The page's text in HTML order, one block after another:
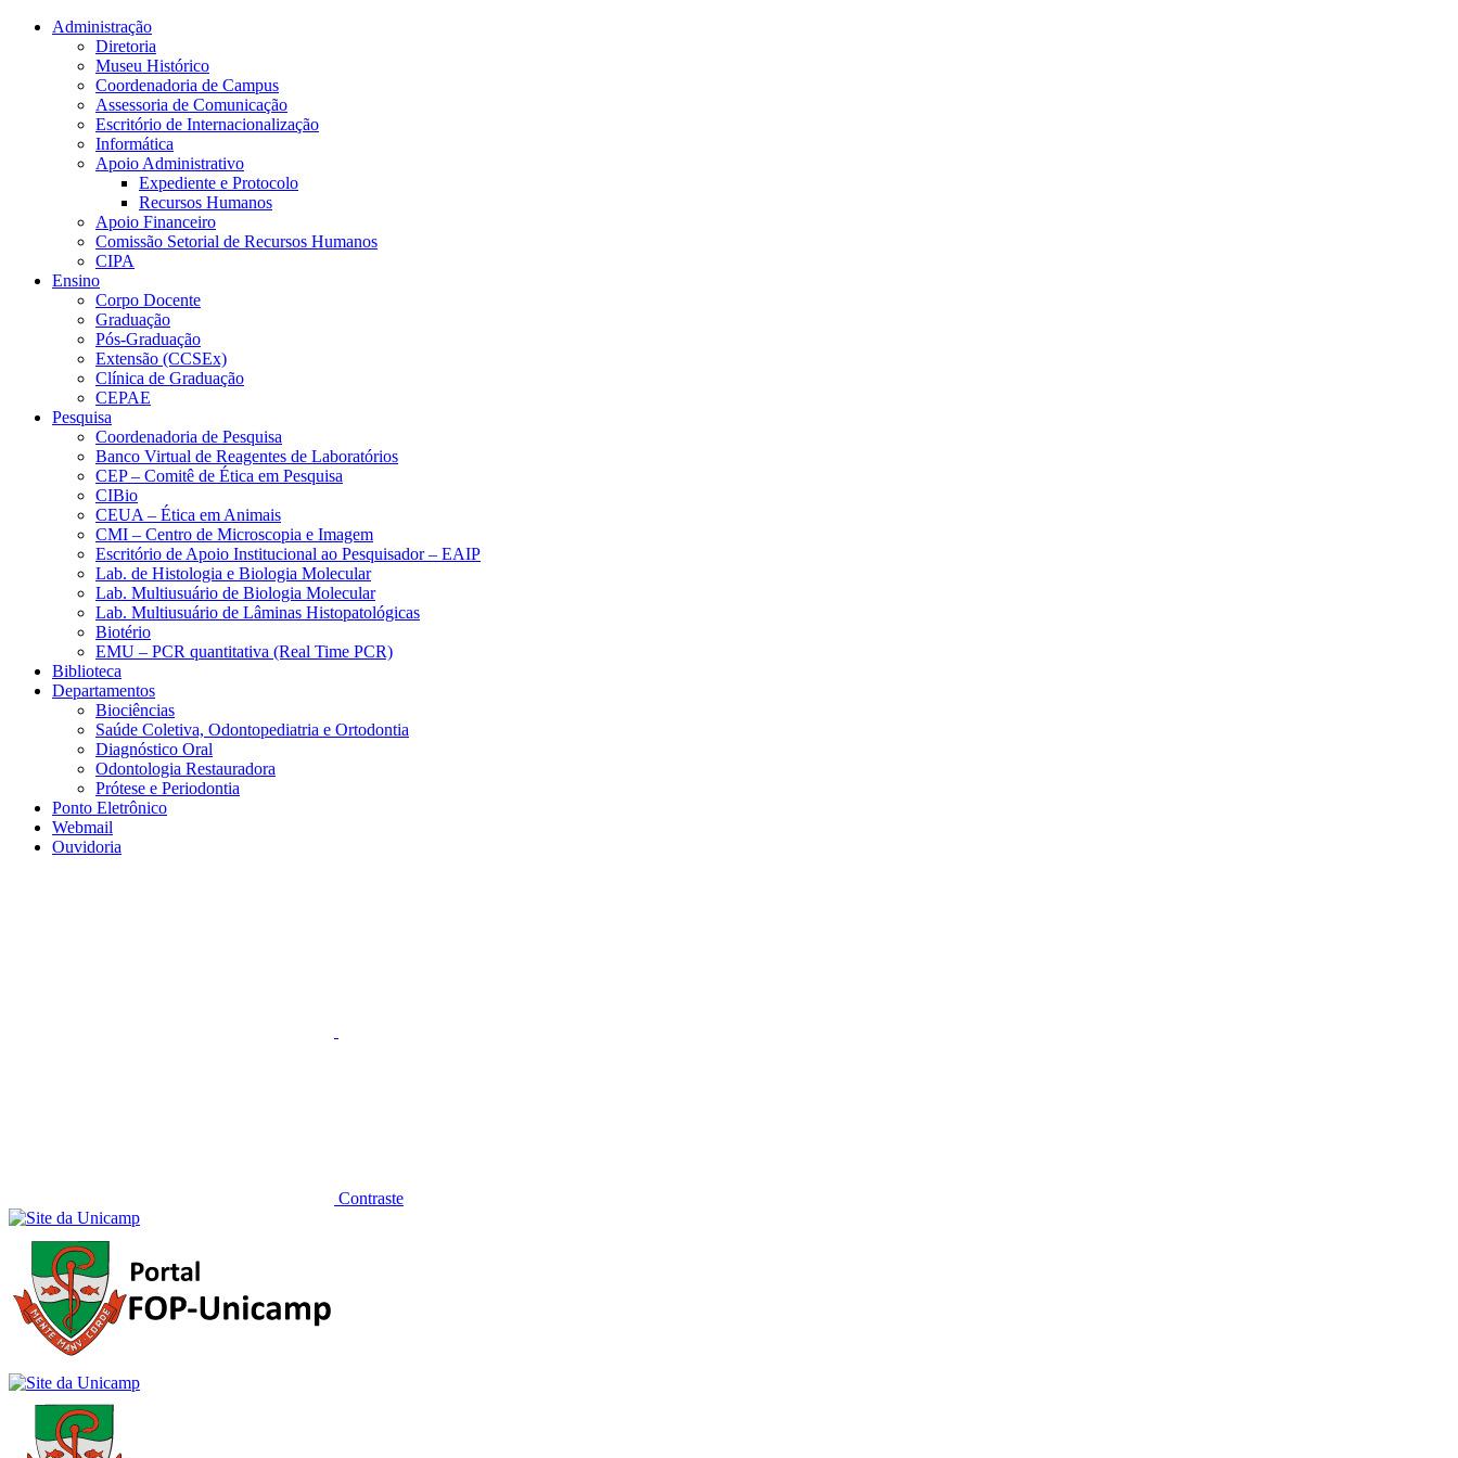
Conteúdo principal Menu principal
Administração
Diretoria
Museu Histórico
Coordenadoria de Campus
Assessoria de Comunicação
Escritório de Internacionalização
Informática
Apoio Administrativo
Expediente e Protocolo
Recursos Humanos
Apoio Financeiro
Comissão Setorial de Recursos Humanos
CIPA
Ensino
Corpo Docente
Graduação
Pós-Graduação
Extensão (CCSEx)
Clínica de Graduação
CEPAE
Pesquisa
Coordenadoria de Pesquisa
Banco Virtual de Reagentes de Laboratórios
CEP – Comitê de Ética em Pesquisa
CIBio
CEUA – Ética em Animais
CMI – Centro de Microscopia e Imagem
Escritório de Apoio Institucional ao Pesquisador – EAIP
Lab. de Histologia e Biologia Molecular
Lab. Multiusuário de Biologia Molecular
Lab. Multiusuário de Lâminas Histopatológicas
Biotério
EMU – PCR quantitativa (Real Time PCR)
Biblioteca
Departamentos
Biociências
Saúde Coletiva, Odontopediatria e Ortodontia
Diagnóstico Oral
Odontologia Restauradora
Prótese e Periodontia
Ponto Eletrônico
Webmail
Ouvidoria
Contraste